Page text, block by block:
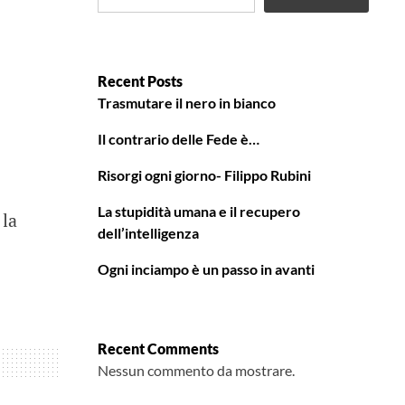
Recent Posts
Trasmutare il nero in bianco
Il contrario delle Fede è…
Risorgi ogni giorno- Filippo Rubini
La stupidità umana e il recupero
dell’intelligenza
Ogni inciampo è un passo in avanti
Recent Comments
Nessun commento da mostrare.